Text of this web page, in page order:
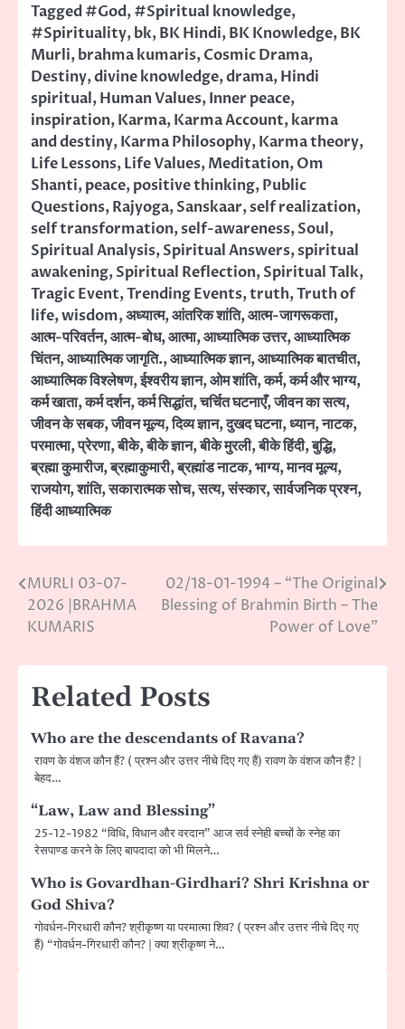
Tagged#God,#Spiritual knowledge,
#Spirituality,bk,BK Hindi,BK Knowledge,BK
Murli,brahma kumaris,Cosmic Drama,
Destiny,divine knowledge,drama,Hindi
spiritual,Human Values,Inner peace,
inspiration,Karma,Karma Account,karma
and destiny,Karma Philosophy,Karma theory,
Life Lessons,Life Values,Meditation,Om
Shanti,peace,positive thinking,Public
Questions,Rajyoga,Sanskaar,self realization,
self transformation,self-awareness,Soul,
Spiritual Analysis,Spiritual Answers,spiritual
awakening,Spiritual Reflection,Spiritual Talk,
Tragic Event,Trending Events,truth,Truth of
life,wisdom,अध्यात्म,आंतरिक शांति,आत्म-जागरूकता,
आत्म-परिवर्तन,आत्म-बोध,आत्मा,आध्यात्मिक उत्तर,आध्यात्मिक
चिंतन,आध्यात्मिक जागृति.,आध्यात्मिक ज्ञान,आध्यात्मिक बातचीत,
आध्यात्मिक विश्लेषण,ईश्वरीय ज्ञान,ओम शांति,कर्म,कर्म और भाग्य,
कर्म खाता,कर्म दर्शन,कर्म सिद्धांत,चर्चित घटनाएँ,जीवन का सत्य,
जीवन के सबक,जीवन मूल्य,दिव्य ज्ञान,दुखद घटना,ध्यान,नाटक,
परमात्मा,प्रेरणा,बीके,बीके ज्ञान,बीके मुरली,बीके हिंदी,बुद्धि,
ब्रह्मा कुमारीज,ब्रह्माकुमारी,ब्रह्मांड नाटक,भाग्य,मानव मूल्य,
राजयोग,शांति,सकारात्मक सोच,सत्य,संस्कार,सार्वजनिक प्रश्न,
हिंदी आध्यात्मिक
Post
navigation
MURLI 03-07-
2026 |BRAHMA
KUMARIS
02/18-01-1994 – “The Original
Blessing of Brahmin Birth – The
Power of Love”
Related Posts
Who are the descendants of Ravana?
रावण के वंशज कौन हैं? ( प्रश्न और उत्तर नीचे दिए गए हैं) रावण के वंशज कौन हैं? |
बेहद…
“Law, Law and Blessing”
25-12-1982 “विधि, विधान और वरदान” आज सर्व स्नेही बच्चों के स्नेह का
रेसपाण्ड करने के लिए बापदादा को भी मिलने…
Who is Govardhan-Girdhari? Shri Krishna or
God Shiva?
गोवर्धन-गिरधारी कौन? श्रीकृष्ण या परमात्मा शिव? ( प्रश्न और उत्तर नीचे दिए गए
हैं) “गोवर्धन-गिरधारी कौन? | क्या श्रीकृष्ण ने…